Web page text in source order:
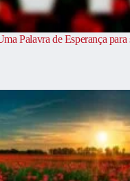
Palavra de Esperança para